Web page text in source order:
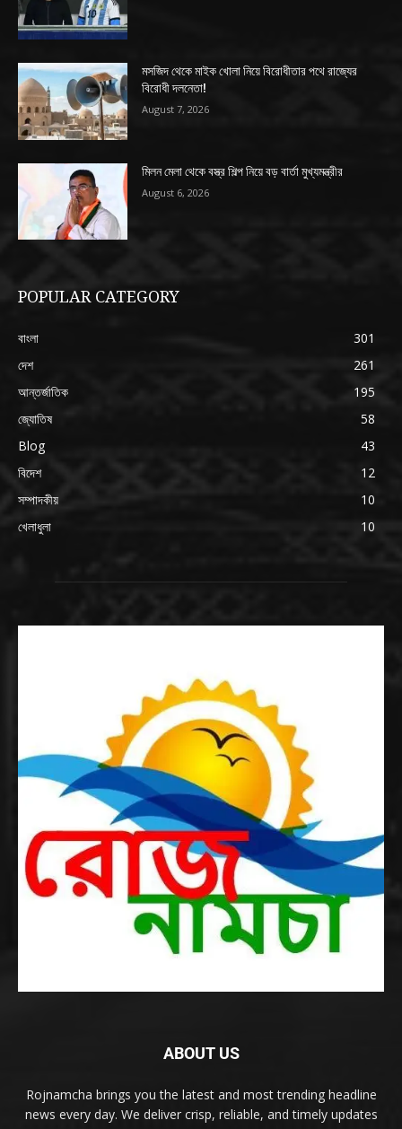
মসজিদ থেকে মাইক খোলা নিয়ে বিরোধীতার পথে রাজ্যের
বিরোধী দলনেতা!
August 7, 2026
মিলন মেলা থেকে বস্ত্র শিল্প নিয়ে বড় বার্তা মুখ্যমন্ত্রীর
August 6, 2026
POPULAR CATEGORY
বাংলা
301
দেশ
261
আন্তর্জাতিক
195
জ্যোতিষ
58
Blog
43
বিদেশ
12
সম্পাদকীয়
10
খেলাধুলা
10
ABOUT US
Rojnamcha brings you the latest and most trending headline
news every day. We deliver crisp, reliable, and timely updates